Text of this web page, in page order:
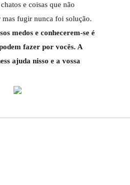
e coisas que não
mas fugir nunca foi solução.
medos e conhecerem-se é
fazer por vocês. A
ajuda nisso e a vossa